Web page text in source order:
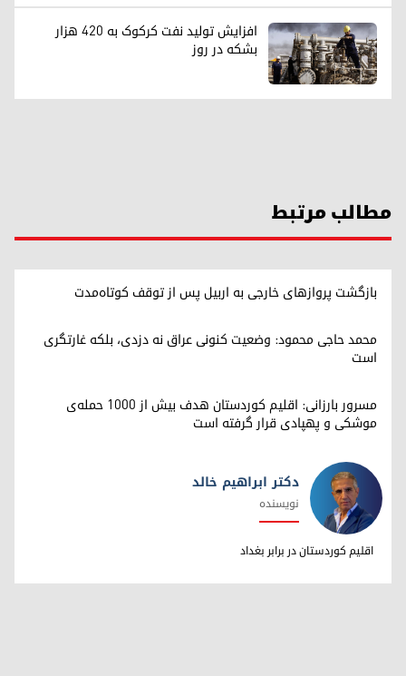
افزایش تولید نفت کرکوک به ۴۲۰ هزار
بشکه در روز
مطالب مرتبط
بازگشت پروازهای خارجی به اربیل پس از توقف کوتاه‌مدت
محمد حاجی محمود: وضعیت کنونی عراق نه دزدی، بلکه غارتگری
است
مسرور بارزانی: اقلیم کوردستان هدف بیش از ۱۰۰۰ حمله‌ی
موشکی و پهپادی قرار گرفته است
دکتر ابراهیم خالد
دکتر ابراهیم خالد
نویسنده
اقلیم کوردستان در برابر بغداد